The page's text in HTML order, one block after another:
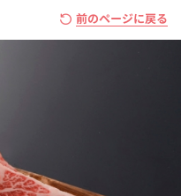
前のページに戻る